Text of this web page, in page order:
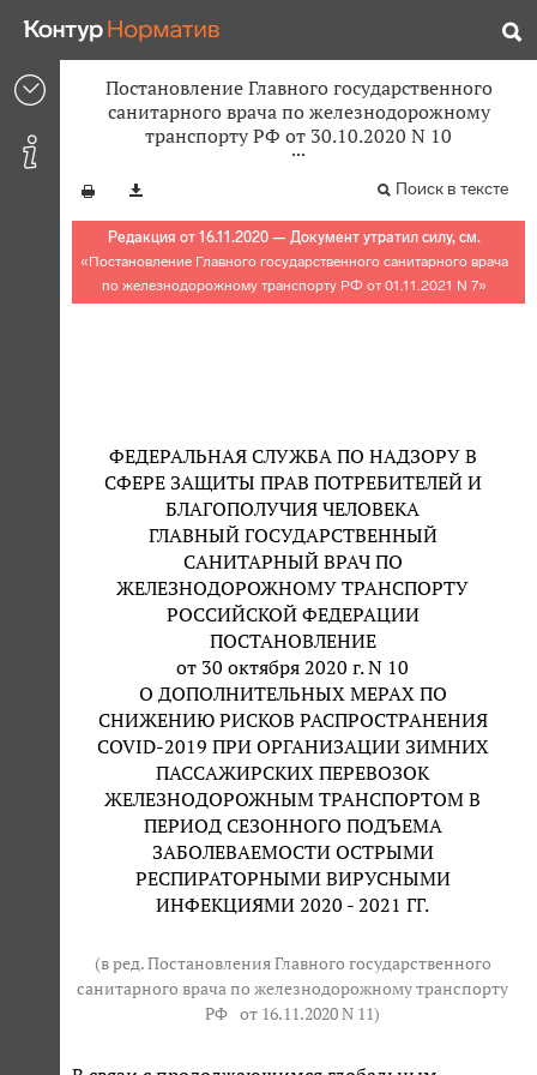
Постановление Главного государственного
санитарного врача по железнодорожному
транспорту РФ от 30.10.2020 N 10
Поиск в тексте
Редакция от 16.11.2020 — Документ утратил силу, см.
«Постановление Главного государственного санитарного врача
по железнодорожному транспорту РФ от 01.11.2021 N 7»
ФЕДЕРАЛЬНАЯ СЛУЖБА ПО НАДЗОРУ В
СФЕРЕ ЗАЩИТЫ ПРАВ ПОТРЕБИТЕЛЕЙ И
БЛАГОПОЛУЧИЯ ЧЕЛОВЕКА
ГЛАВНЫЙ ГОСУДАРСТВЕННЫЙ
САНИТАРНЫЙ ВРАЧ ПО
ЖЕЛЕЗНОДОРОЖНОМУ ТРАНСПОРТУ
РОССИЙСКОЙ ФЕДЕРАЦИИ
ПОСТАНОВЛЕНИЕ
от 30 октября 2020 г. N 10
О ДОПОЛНИТЕЛЬНЫХ МЕРАХ ПО
СНИЖЕНИЮ РИСКОВ РАСПРОСТРАНЕНИЯ
COVID-2019 ПРИ ОРГАНИЗАЦИИ ЗИМНИХ
ПАССАЖИРСКИХ ПЕРЕВОЗОК
ЖЕЛЕЗНОДОРОЖНЫМ ТРАНСПОРТОМ В
ПЕРИОД СЕЗОННОГО ПОДЪЕМА
ЗАБОЛЕВАЕМОСТИ ОСТРЫМИ
РЕСПИРАТОРНЫМИ ВИРУСНЫМИ
ИНФЕКЦИЯМИ 2020 - 2021 ГГ.
(в ред. Постановления Главного государственного
санитарного врача по железнодорожному транспорту
РФ от 16.11.2020 N 11)